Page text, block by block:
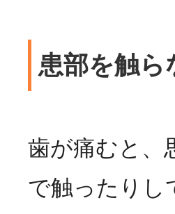
患部を触ら
歯が痛むと、
で触ったりし